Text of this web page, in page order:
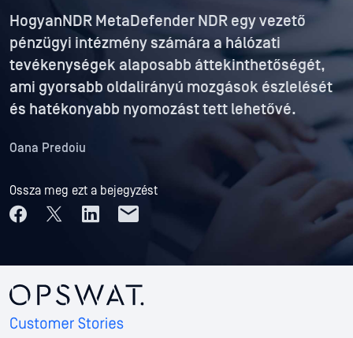
HogyanNDR MetaDefender NDR egy vezető
pénzügyi intézmény számára a hálózati
tevékenységek alaposabb áttekinthetőségét,
ami gyorsabb oldalirányú mozgások észlelését
és hatékonyabb nyomozást tett lehetővé.
Oana Predoiu
Ossza meg ezt a bejegyzést